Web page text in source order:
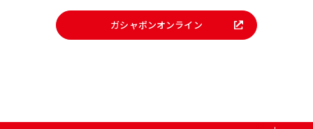
ガシャポンオンライン